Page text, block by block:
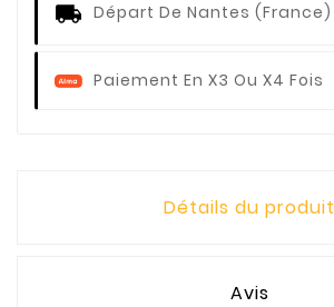
Départ De Nantes (France)
Paiement En X3 Ou X4 Fois
Détails du produit
Avis